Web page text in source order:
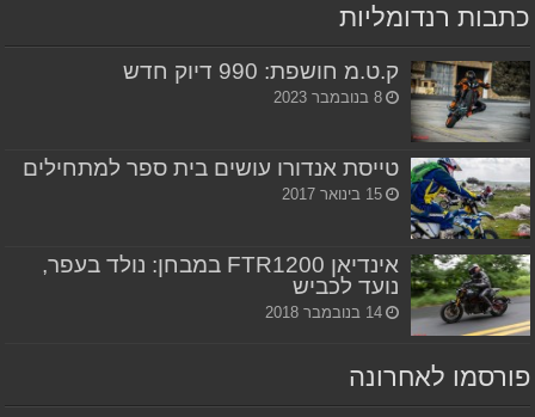
כתבות רנדומליות
ק.ט.מ חושפת: 990 דיוק חדש
8 בנובמבר 2023
טייסת אנדורו עושים בית ספר למתחילים
15 בינואר 2017
אינדיאן FTR1200 במבחן: נולד בעפר,
נועד לכביש
14 בנובמבר 2018
פורסמו לאחרונה